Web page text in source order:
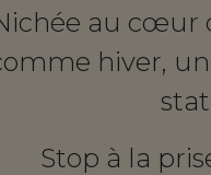
au cœur
hiver,
Stop à la